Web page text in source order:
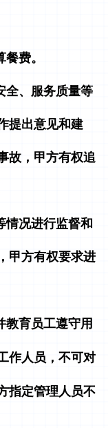
费。
全、服务质量等
提出意见和建
故，甲方有权追
况进行监督和
甲方有权要求进
育员工遵守用
作人员，不可对
指定管理人员不